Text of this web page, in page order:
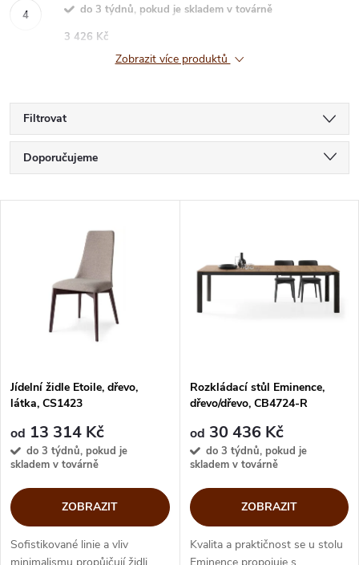
do 3 týdnů, pokud je skladem v továrně
3 426 Kč
Zobrazit více produktů
Filtrovat
Ř
a
p
r
o
d
Doporučujeme
Nejprodávanější
Abecedně
s
p
r
o
d
Jídelní židle Etoile, dřevo,
látka, CS1423
od 13 314 Kč
do 3 týdnů, pokud je
skladem v továrně
ZOBRAZIT
Sofistikované linie a vliv
Rozkládací stůl Eminence,
dřevo/dřevo, CB4724-R
od 30 436 Kč
do 3 týdnů, pokud je
skladem v továrně
ZOBRAZIT
Kvalita a praktičnost se u stolu